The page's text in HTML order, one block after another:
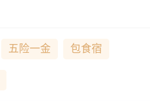
五险一金 包食宿